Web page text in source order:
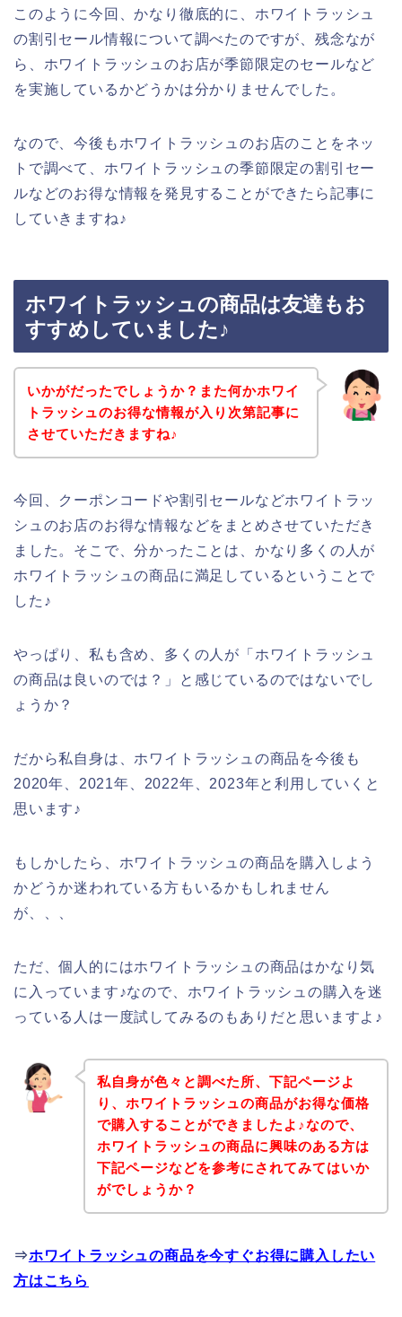
このように今回、かなり徹底的に、ホワイトラッシュ
の割引セール情報について調べたのですが、残念なが
ら、ホワイトラッシュのお店が季節限定のセールなど
を実施しているかどうかは分かりませんでした。
なので、今後もホワイトラッシュのお店のことをネッ
トで調べて、ホワイトラッシュの季節限定の割引セー
ルなどのお得な情報を発見することができたら記事に
していきますね♪
ホワイトラッシュの商品は友達もお
すすめしていました♪
いかがだったでしょうか？また何かホワイ
トラッシュのお得な情報が入り次第記事に
させていただきますね♪
今回、クーポンコードや割引セールなどホワイトラッ
シュのお店のお得な情報などをまとめさせていただき
ました。そこで、分かったことは、かなり多くの人が
ホワイトラッシュの商品に満足しているということで
した♪
やっぱり、私も含め、多くの人が「ホワイトラッシュ
の商品は良いのでは？」と感じているのではないでし
ょうか？
だから私自身は、ホワイトラッシュの商品を今後も
2020年、2021年、2022年、2023年と利用していくと
思います♪
もしかしたら、ホワイトラッシュの商品を購入しよう
かどうか迷われている方もいるかもしれません
が、、、
ただ、個人的にはホワイトラッシュの商品はかなり気
に入っています♪なので、ホワイトラッシュの購入を迷
っている人は一度試してみるのもありだと思いますよ♪
私自身が色々と調べた所、下記ページよ
り、ホワイトラッシュの商品がお得な価格
で購入することができましたよ♪なので、
ホワイトラッシュの商品に興味のある方は
下記ページなどを参考にされてみてはいか
がでしょうか？
⇒ホワイトラッシュの商品を今すぐお得に購入したい
方はこちら